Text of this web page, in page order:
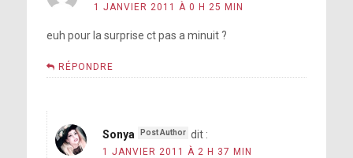
1 JANVIER 2011 À 0 H 25 MIN
euh pour la surprise ct pas a minuit ?
RÉPONDRE
Sonya dit :
1 JANVIER 2011 À 2 H 37 MIN